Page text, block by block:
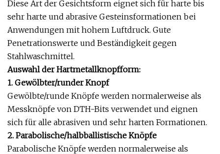
Diese Art der Gesichtsform eignet sich für harte bis
sehr harte und abrasive Gesteinsformationen bei
Anwendungen mit hohem Luftdruck. Gute
Penetrationswerte und Beständigkeit gegen
Stahlwaschmittel.
Auswahl der Hartmetallknopfform:
1. Gewölbter/runder Knopf
Gewölbte/runde Knöpfe werden normalerweise als
Messknöpfe von DTH-Bits verwendet und eignen
sich für alle abrasiven und sehr harten Formationen.
2. Parabolische/halbballistische Knöpfe
Parabolische Knöpfe werden normalerweise als